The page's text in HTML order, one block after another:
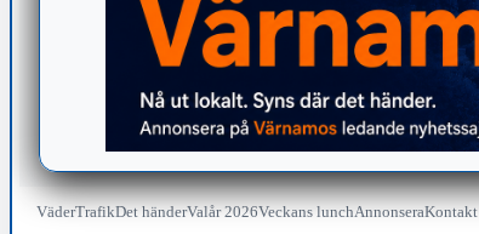
VäderTrafikDet händerValår 2026Veckans lunchAnnonseraKontakt